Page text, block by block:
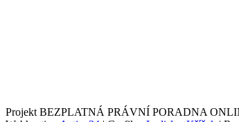
Projekt BEZPLATNÁ PRÁVNÍ PORADNA